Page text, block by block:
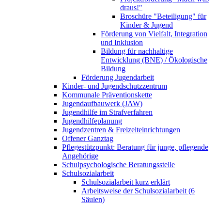
draus!"
Broschüre "Beteiligung" für
Kinder & Jugend
Förderung von Vielfalt, Integration
und Inklusion
Bildung für nachhaltige
Entwicklung (BNE) / Ökologische
Bildung
Förderung Jugendarbeit
Kinder- und Jugendschutzzentrum
Kommunale Präventionskette
Jugendaufbauwerk (JAW)
Jugendhilfe im Strafverfahren
Jugendhilfeplanung
Jugendzentren & Freizeiteinrichtungen
Offener Ganztag
Pflegestützpunkt: Beratung für junge, pflegende
Angehörige
Schulpsychologische Beratungsstelle
Schulsozialarbeit
Schulsozialarbeit kurz erklärt
Arbeitsweise der Schulsozialarbeit (6
Säulen)